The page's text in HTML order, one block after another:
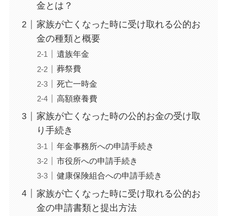
金とは？
家族が亡くなった時に受け取れる公的お
金の種類と概要
遺族年金
葬祭費
死亡一時金
高額療養費
家族が亡くなった時の公的お金の受け取
り手続き
年金事務所への申請手続き
市役所への申請手続き
健康保険組合への申請手続き
家族が亡くなった時に受け取れる公的お
金の申請書類と提出方法